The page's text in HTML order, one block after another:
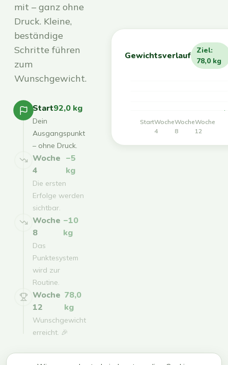
mit – ganz ohne
Druck. Kleine,
beständige
Schritte führen
zum
Wunschgewicht.
Start92,0 kg
Dein
Ausgangspunkt
– ohne Druck.
Woche
4
−5
kg
Die ersten
Erfolge werden
sichtbar.
Woche
8
−10
kg
Das
Punktesystem
wird zur
Routine.
Woche
12
78,0
kg
Wunschgewicht
erreicht. 🎉
Gewichtsverlauf
Ziel:
78,0 kg
StartWoche
4
Woche
8
Woche
12